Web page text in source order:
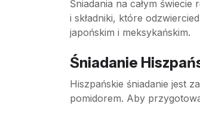
Śniadania na całym
i składniki, które
japońskim i meksykańskim.
Śniadanie
Hiszpańskie śniadanie jest
pomidorem. Aby